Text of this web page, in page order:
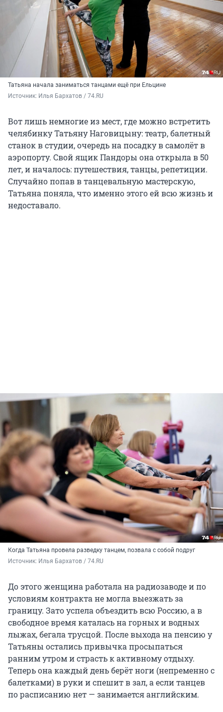
Татьяна начала заниматься танцами ещё при Ельцине
Источник: Илья Бархатов / 74.RU
Вот лишь немногие из мест, где можно встретить
челябинку Татьяну Наговицыну: театр, балетный
станок в студии, очередь на посадку в самолёт в
аэропорту. Свой ящик Пандоры она открыла в 50
лет, и началось: путешествия, танцы, репетиции.
Случайно попав в танцевальную мастерскую,
Татьяна поняла, что именно этого ей всю жизнь и
недоставало.
Когда Татьяна провела разведку танцем, позвала с собой подруг
Источник: Илья Бархатов / 74.RU
До этого женщина работала на радиозаводе и по
условиям контракта не могла выезжать за
границу. Зато успела объездить всю Россию, а в
свободное время каталась на горных и водных
лыжах, бегала трусцой. После выхода на пенсию у
Татьяны остались привычка просыпаться
ранним утром и страсть к активному отдыху.
Теперь она каждый день берёт ноги (непременно с
балетками) в руки и спешит в зал, а если танцев
по расписанию нет — занимается английским.